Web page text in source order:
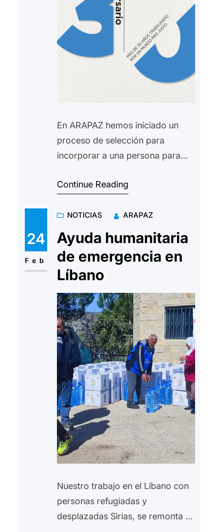
En ARAPAZ hemos iniciado un
proceso de selección para
incorporar a una persona para
MAS INFORMACIÓN Para la
Continue Reading
24
Feb
NOTICIAS ARAPAZ
Ayuda humanitaria
de emergencia en
Líbano
Nuestro trabajo en el Líbano con
personas refugiadas y
desplazadas Sirias, se remonta al